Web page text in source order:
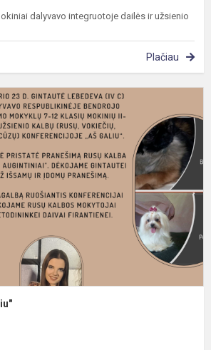
dalyvavo integruotoje dailės ir užsienio
Plačiau